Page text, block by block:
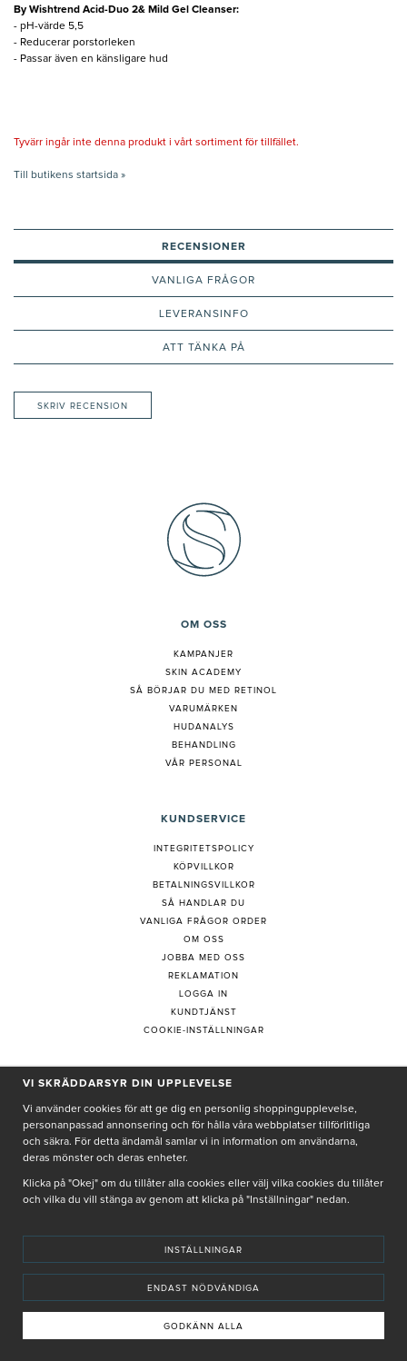
By Wishtrend Acid-Duo 2& Mild Gel Cleanser:
- pH-värde 5,5
- Reducerar porstorleken
- Passar även en känsligare hud
Tyvärr ingår inte denna produkt i vårt sortiment för tillfället.
Till butikens startsida »
RECENSIONER
VANLIGA FRÅGOR
LEVERANSINFO
ATT TÄNKA PÅ
SKRIV RECENSION
OM OSS
KAMPANJER
SKIN ACADEMY
SÅ BÖRJAR DU MED RETINOL
VARUMÄRKEN
HUDANALYS
BEHANDLING
VÅR PERSONAL
KUNDSERVICE
INTEGRITETSPOLICY
KÖPVILLKOR
BETALNINGSVILLKOR
SÅ HANDLAR DU
VANLIGA FRÅGOR ORDER
OM OSS
JOBBA MED OSS
REKLAMATION
LOGGA IN
KUNDTJÄNST
COOKIE-INSTÄLLNINGAR
PRENUMERERA PÅ NYHETSBREV
Genom att ge min e-post, accepterar jag Seth och Sallyintegritetspolicy
De uppgifter du matar in kommer endast användas till våra nyhetsbrev.
INNEHÅLLET OCH REKOMMENDATIONERNA PÅ DENNA SIDA ÄR FRAMTAGNA OCH GRANSKADE
AV VÅRA AUKTORISERADE HUDTERAPEUTER.
VI SKRÄDDARSYR DIN UPPLEVELSE
Vi använder cookies för att ge dig en personlig shoppingupplevelse,
personanpassad annonsering och för hålla våra webbplatser tillförlitliga
och säkra. För detta ändamål samlar vi in information om användarna,
deras mönster och deras enheter.
Klicka på "Okej" om du tillåter alla cookies eller välj vilka cookies du tillåter
och vilka du vill stänga av genom att klicka på "Inställningar" nedan.
INSTÄLLNINGAR
ENDAST NÖDVÄNDIGA
GODKÄNN ALLA